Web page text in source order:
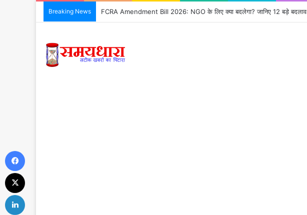
Breaking News FCRA Amendment Bill 2026: NGO के लिए क्या बदलेगा? जानिए 12 बड़े बदलाव